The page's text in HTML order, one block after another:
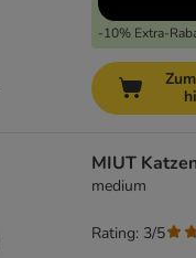
-10% Extra-
MIUT
medium
Rating: 3/5